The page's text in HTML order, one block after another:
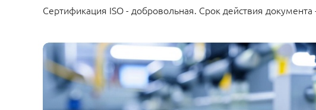
Сертификация ISO - добровольная. Срок действия документа